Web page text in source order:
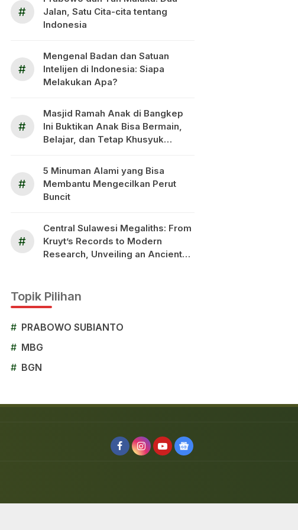
#
Jalan, Satu Cita-cita tentang
Indonesia
#
Mengenal Badan dan Satuan
Intelijen di Indonesia: Siapa
Melakukan Apa?
#
Masjid Ramah Anak di Bangkep
Ini Buktikan Anak Bisa Bermain,
Belajar, dan Tetap Khusyuk
#
5 Minuman Alami yang Bisa
Membantu Mengecilkan Perut
Buncit
#
Central Sulawesi Megaliths: From
Kruyt’s Records to Modern
Research, Unveiling an Ancient
Topik Pilihan
# PRABOWO SUBIANTO
# MBG
# BGN